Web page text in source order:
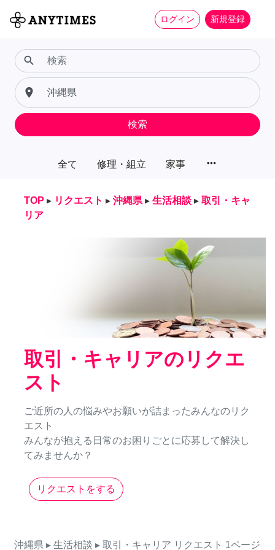
ログイン 新規登録
全て 修理・組立 家事 more_horiz
search
place
検索
TOP ▸ リクエスト ▸ 沖縄県 ▸ 生活相談 ▸ 取引・キャ
リア
取引・キャリアのリクエ
スト
ご近所の人の悩みやお願いが詰まったみんなのリク
エスト
みんなが抱える日常のお困りごとに応募して解決し
てみませんか？
リクエストをする
沖縄県 ▸ 生活相談 ▸ 取引・キャリア リクエスト 1ページ